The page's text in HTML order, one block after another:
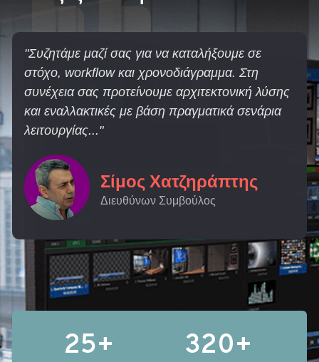
"Συζητάμε μαζί σας για να καταλήξουμε σε
στόχο, workflow και χρονοδιάγραμμα. Στη
συνέχεια σας προτείνουμε αρχιτεκτονική λύσης
και εναλλακτικές με βάση πραγματικά σενάρια
λειτουργίας..."
Σίμος Χατζηράπτης
Διευθύνων Συμβούλος
25+ 320+